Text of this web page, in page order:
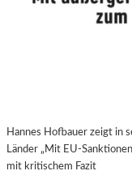
Hannes Hofbauer zeigt in
Länder „Mit EU-
mit kritischem Fazit